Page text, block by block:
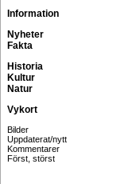
Information
Nyheter
Fakta
Historia
Kultur
Natur
Vykort
Bilder
Uppdaterat/nytt
Kommentarer
Först, störst